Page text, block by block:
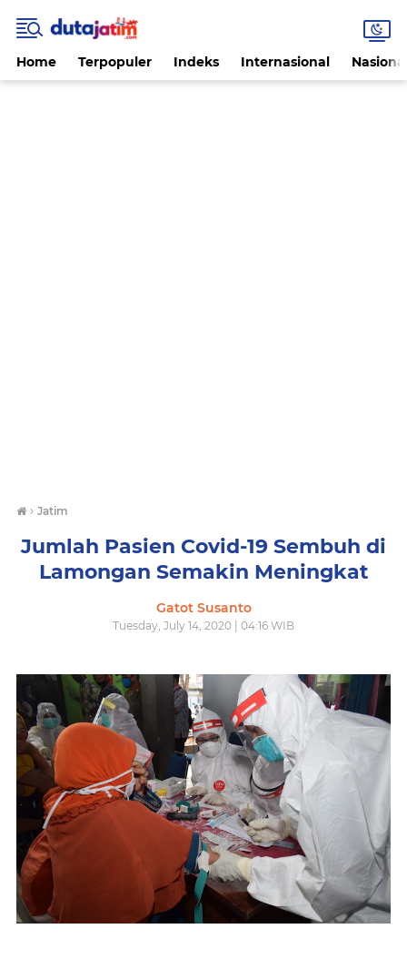
Home Terpopuler Indeks Internasional
› Jatim
Jumlah Pasien Covid-19 Sembuh di
Lamongan Semakin Meningkat
Gatot Susanto
Tuesday, July 14, 2020 | 04:16 WIB